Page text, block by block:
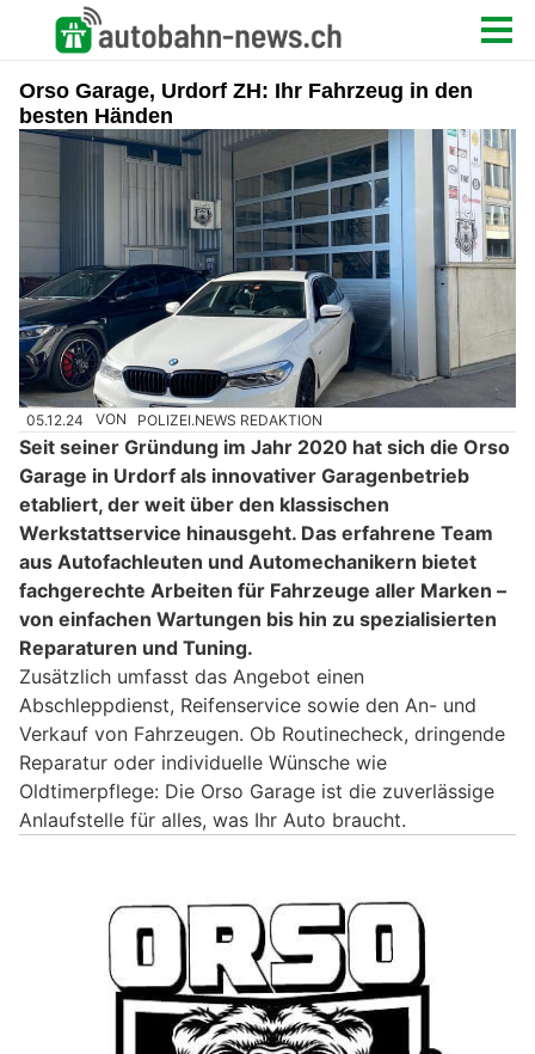
Orso Garage, Urdorf ZH: Ihr Fahrzeug in den
besten Händen
05.12.24 VON POLIZEI.NEWS REDAKTION
Seit seiner Gründung im Jahr 2020 hat sich die Orso
Garage in Urdorf als innovativer Garagenbetrieb
etabliert, der weit über den klassischen
Werkstattservice hinausgeht. Das erfahrene Team
aus Autofachleuten und Automechanikern bietet
fachgerechte Arbeiten für Fahrzeuge aller Marken –
von einfachen Wartungen bis hin zu spezialisierten
Reparaturen und Tuning.
Zusätzlich umfasst das Angebot einen
Abschleppdienst, Reifenservice sowie den An- und
Verkauf von Fahrzeugen. Ob Routinecheck, dringende
Reparatur oder individuelle Wünsche wie
Oldtimerpflege: Die Orso Garage ist die zuverlässige
Anlaufstelle für alles, was Ihr Auto braucht.